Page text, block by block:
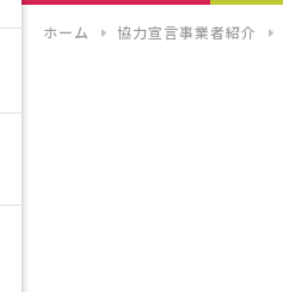
ホーム 協力宣言事業者紹介